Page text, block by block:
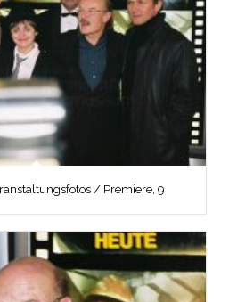
/ Premiere, 9